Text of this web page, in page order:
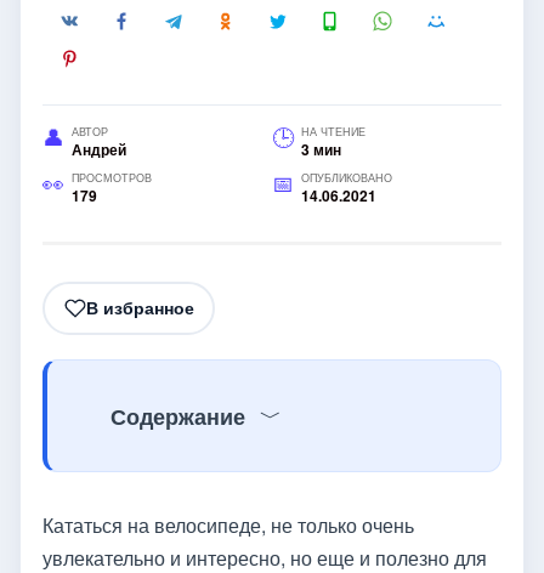
АВТОР
Андрей
НА ЧТЕНИЕ
3 мин
ПРОСМОТРОВ
179
ОПУБЛИКОВАНО
14.06.2021
В избранное
Содержание
Кататься на велосипеде, не только очень
увлекательно и интересно, но еще и полезно для